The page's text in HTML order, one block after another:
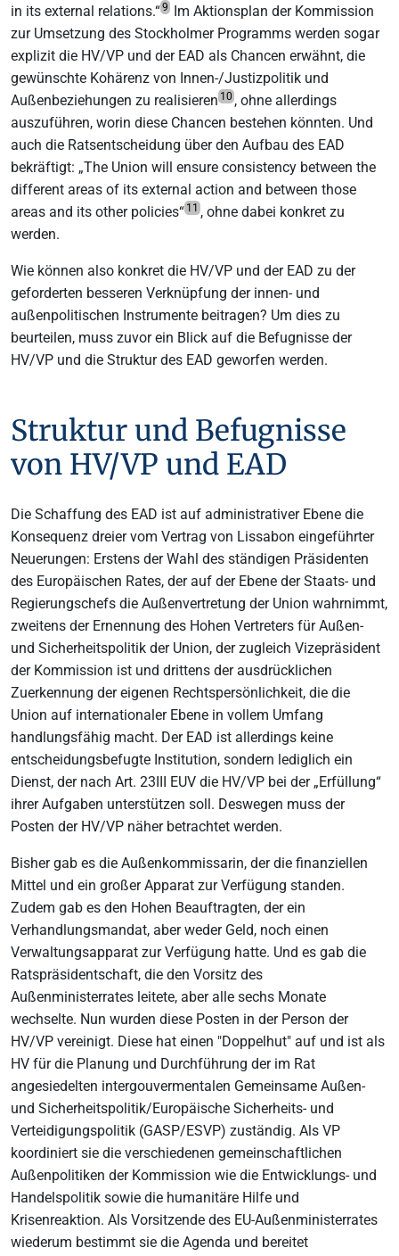
in its external relations.“9
Im Aktionsplan der Kommission
zur Umsetzung des Stockholmer Programms werden sogar
explizit die HV/VP und der EAD als Chancen erwähnt, die
gewünschte Kohärenz von Innen-/Justizpolitik und
Außenbeziehungen zu realisieren 10 , ohne allerdings
auszuführen, worin diese Chancen bestehen könnten. Und
auch die Ratsentscheidung über den Aufbau des EAD
bekräftigt: „The Union will ensure consistency between the
different areas of its external action and between those
areas and its other policies“ 11 , ohne dabei konkret zu
werden.
Wie können also konkret die HV/VP und der EAD zu der
geforderten besseren Verknüpfung der innen- und
außenpolitischen Instrumente beitragen? Um dies zu
beurteilen, muss zuvor ein Blick auf die Befugnisse der
HV/VP und die Struktur des EAD geworfen werden.
Struktur und Befugnisse
von HV/VP und EAD
Die Schaffung des EAD ist auf administrativer Ebene die
Konsequenz dreier vom Vertrag von Lissabon eingeführter
Neuerungen: Erstens der Wahl des ständigen Präsidenten
des Europäischen Rates, der auf der Ebene der Staats- und
Regierungschefs die Außenvertretung der Union wahrnimmt,
zweitens der Ernennung des Hohen Vertreters für Außen-
und Sicherheitspolitik der Union, der zugleich Vizepräsident
der Kommission ist und drittens der ausdrücklichen
Zuerkennung der eigenen Rechtspersönlichkeit, die die
Union auf internationaler Ebene in vollem Umfang
handlungsfähig macht. Der EAD ist allerdings keine
entscheidungsbefugte Institution, sondern lediglich ein
Dienst, der nach Art. 23III EUV die HV/VP bei der „Erfüllung“
ihrer Aufgaben unterstützen soll. Deswegen muss der
Posten der HV/VP näher betrachtet werden.
Bisher gab es die Außenkommissarin, der die finanziellen
Mittel und ein großer Apparat zur Verfügung standen.
Zudem gab es den Hohen Beauftragten, der ein
Verhandlungsmandat, aber weder Geld, noch einen
Verwaltungsapparat zur Verfügung hatte. Und es gab die
Ratspräsidentschaft, die den Vorsitz des
Außenministerrates leitete, aber alle sechs Monate
wechselte. Nun wurden diese Posten in der Person der
HV/VP vereinigt. Diese hat einen "Doppelhut" auf und ist als
HV für die Planung und Durchführung der im Rat
angesiedelten intergouvermentalen Gemeinsame Außen-
und Sicherheitspolitik/Europäische Sicherheits- und
Verteidigungspolitik (GASP/ESVP) zuständig. Als VP
koordiniert sie die verschiedenen gemeinschaftlichen
Außenpolitiken der Kommission wie die Entwicklungs- und
Handelspolitik sowie die humanitäre Hilfe und
Krisenreaktion. Als Vorsitzende des EU-Außenministerrates
wiederum bestimmt sie die Agenda und bereitet